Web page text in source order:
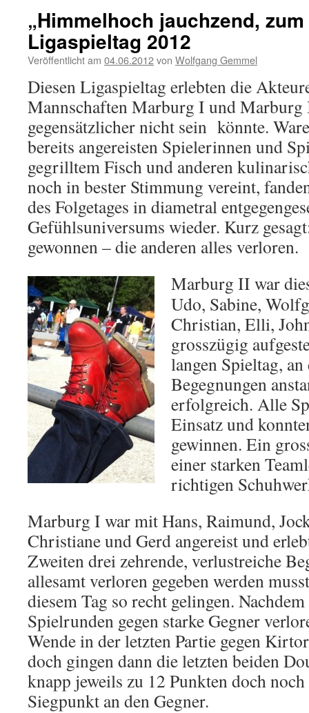
„Himmelhoch jauchzend,
Ligaspieltag 2012
Veröffentlicht am 04.06.2012von Wolfgang Gemmel
Diesen Ligaspieltag erlebten die
Mannschaften Marburg I und Marburg
gegensätzlicher nicht sein könnte.
bereits angereisten Spielerinnen und
gegrilltem Fisch und anderen
noch in bester Stimmung vereint,
des Folgetages in diametral
Gefühlsuniversums wieder. Kurz
gewonnen – die anderen alles verloren.
Marburg II war
Udo, Sabine,
Christian, Elli,
grosszügig
langen Spieltag,
Begegnungen
erfolgreich. Alle
Einsatz und
gewinnen. Ein
einer starken
richtigen
Marburg I war mit Hans, Raimund,
Christiane und Gerd angereist und
Zweiten drei zehrende, verlustreiche
allesamt verloren gegeben werden
diesem Tag so recht gelingen.
Spielrunden gegen starke Gegner
Wende in der letzten Partie gegen
doch gingen dann die letzten beiden
knapp jeweils zu 12 Punkten doch
Siegpunkt an den Gegner.